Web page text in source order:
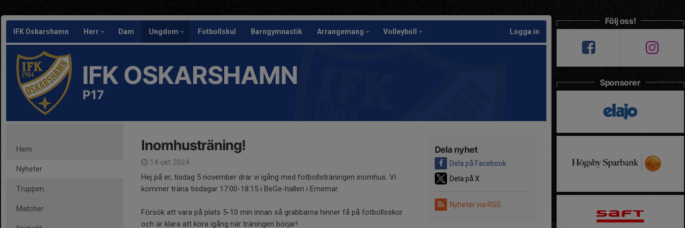
IFK Oskarshamn Herr Dam Ungdom Fotbollskul Barngymnastik Arrangemang Volleyboll Logga in
IFK OSKARSHAMN
P17
Hem
Nyheter
Truppen
Matcher
Dela nyhet
Dela på Facebook
Dela på X
Nyheter via RSS
Inomhusträning!
14 okt 2024
Hej på er, tisdag 5 november drar vi igång med fotbollsträningen inomhus. Vi
kommer träna tisdagar 17:00-18:15 i BeGe-hallen i Ernemar.
Försök att vara på plats 5-10 min innan så grabbarna hinner få på fotbollsskor
och är klara att köra igång när träningen börjar!
Följ oss!
Sponsorer